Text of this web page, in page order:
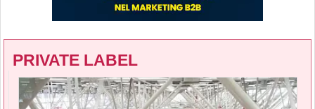
PRIVATE LABEL